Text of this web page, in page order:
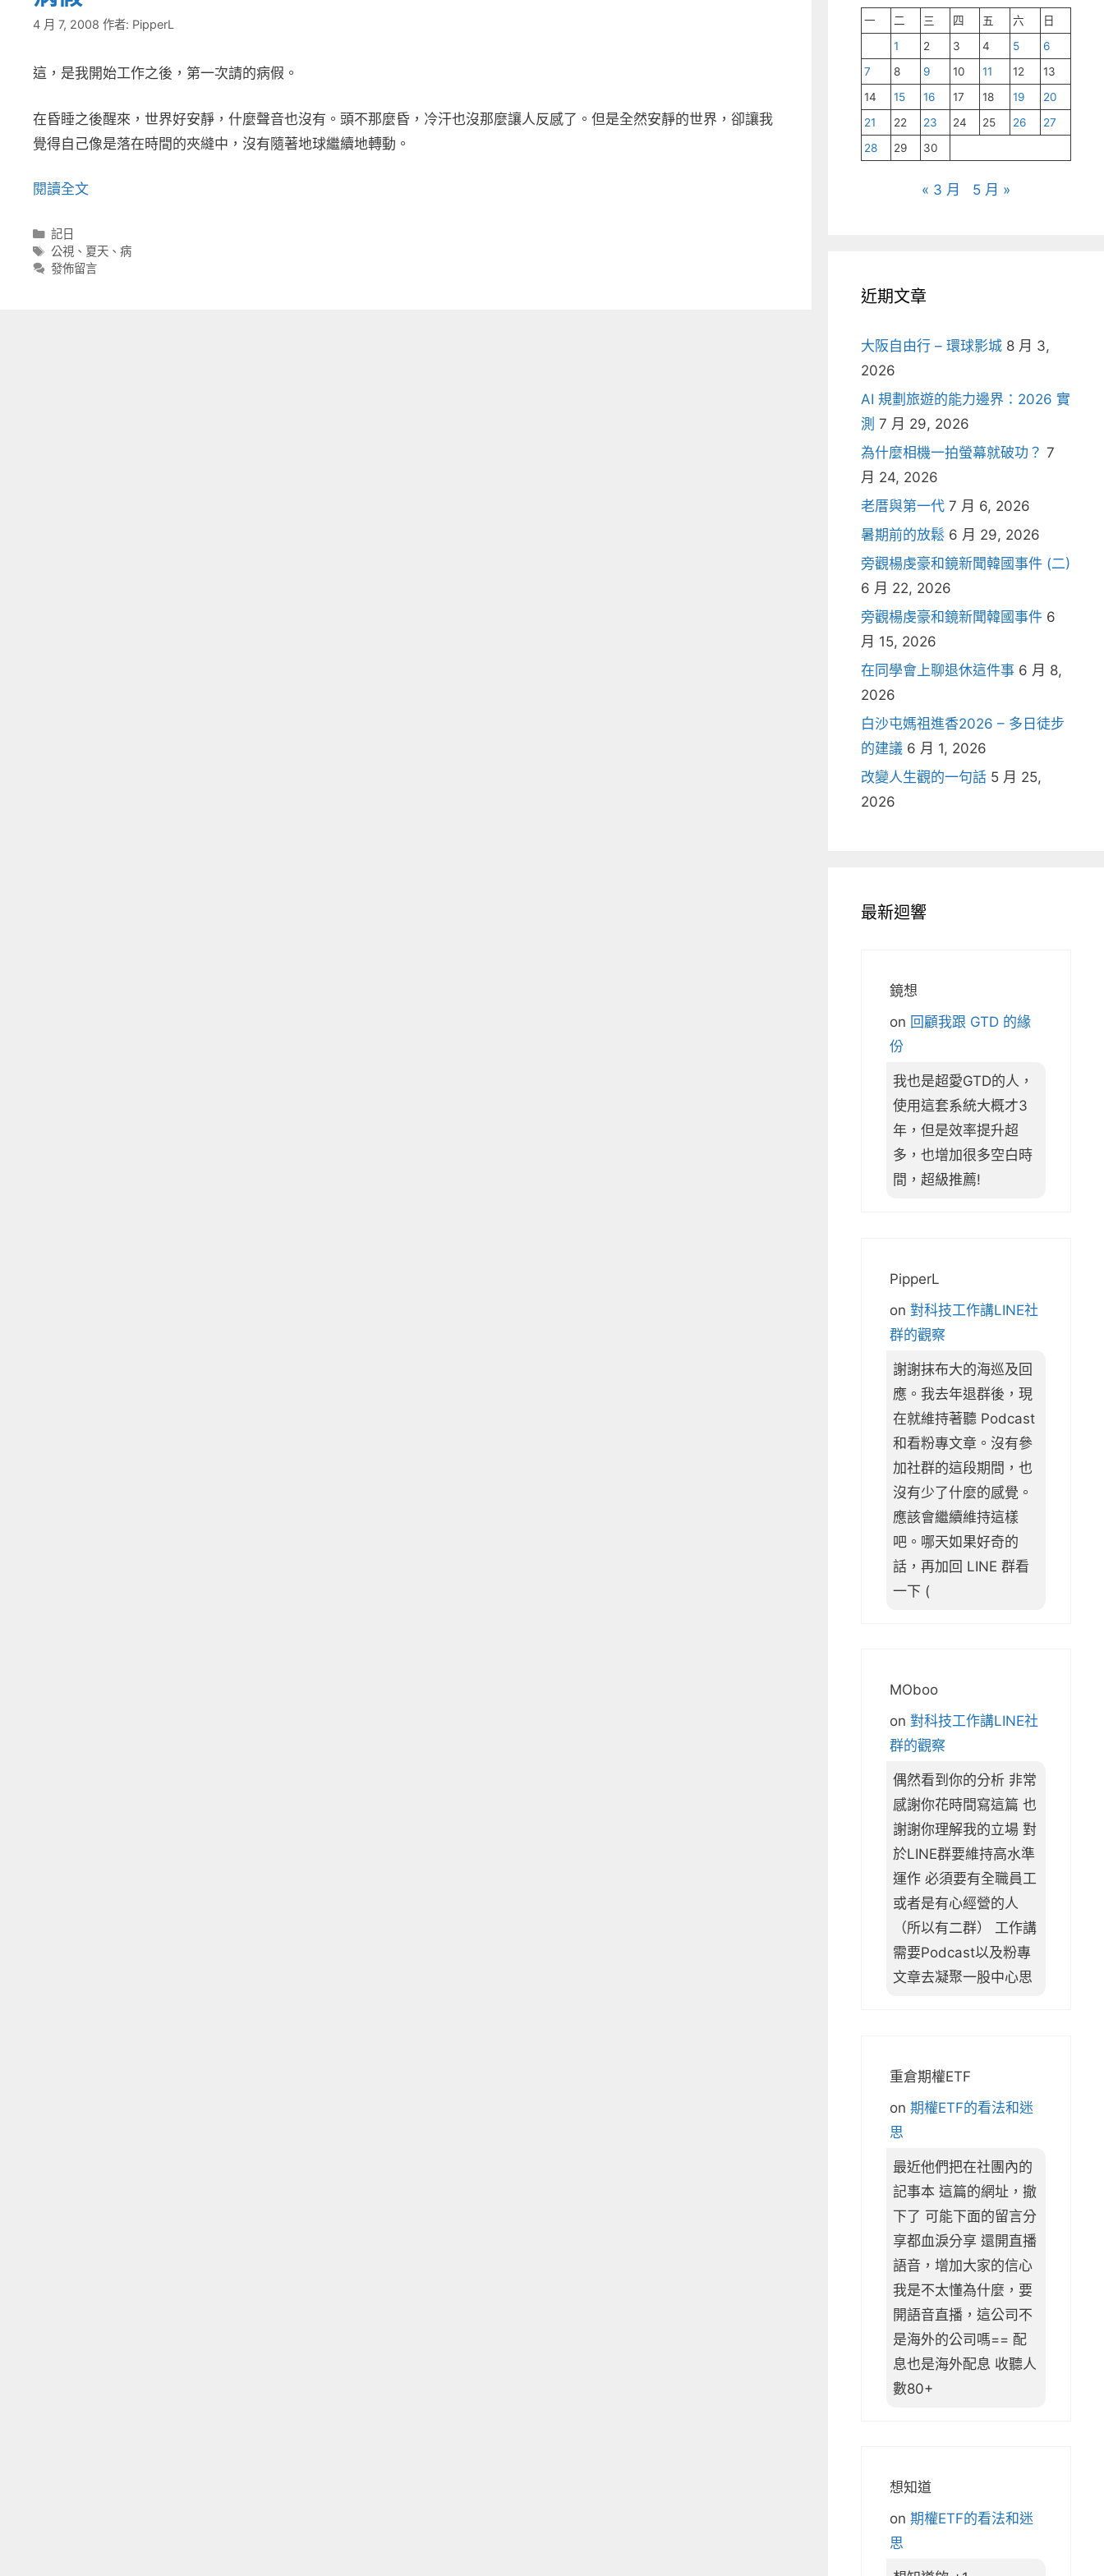
4 月 7, 2008 作者: PipperL
這，是我開始工作之後，第一次請的病假。
在昏睡之後醒來，世界好安靜，什麼聲音也沒有。頭不那麼昏，冷汗也沒那麼讓人反感了。但是全然安靜的世界，卻讓我
覺得自己像是落在時間的夾縫中，沒有隨著地球繼續地轉動。
閱讀全文
分
類
記日
標
籤
公視 、 夏天、 病
發佈留言
一 二 三 四 五 六
日
1
2 3 4 5
6
7
8 9 10 11 12
13
14
15 16 17 18 19
20
21
22 23 24 25 26
27
28
29 30
« 3 月 5 月 »
近期文章
大阪自由行 – 環球影城 8 月 3,
2026
AI 規劃旅遊的能力邊界：2026 實
測 7 月 29, 2026
為什麼相機一拍螢幕就破功？ 7
月 24, 2026
老厝與第一代 7 月 6, 2026
暑期前的放鬆 6 月 29, 2026
旁觀楊虔豪和鏡新聞韓國事件 (二)
6 月 22, 2026
旁觀楊虔豪和鏡新聞韓國事件 6
月 15, 2026
在同學會上聊退休這件事 6 月 8,
2026
白沙屯媽祖進香2026 – 多日徒步
的建議 6 月 1, 2026
改變人生觀的一句話 5 月 25,
2026
最新迴響
鏡想
on 回顧我跟 GTD 的緣
份
我也是超愛GTD的人，
使用這套系統大概才3
年，但是效率提升超
多，也增加很多空白時
間，超級推薦!
PipperL
on 對科技工作講LINE社
群的觀察
謝謝抹布大的海巡及回
應。我去年退群後，現
在就維持著聽 Podcast
和看粉專文章。沒有參
加社群的這段期間，也
沒有少了什麼的感覺。
應該會繼續維持這樣
吧。哪天如果好奇的
話，再加回 LINE 群看
一下 (
MOboo
on 對科技工作講LINE社
群的觀察
偶然看到你的分析 非常
感謝你花時間寫這篇 也
謝謝你理解我的立場 對
於LINE群要維持高水準
運作 必須要有全職員工
或者是有心經營的人
（所以有二群） 工作講
需要Podcast以及粉專
文章去凝聚一股中心思
重倉期權ETF
on 期權ETF的看法和迷
思
最近他們把在社團內的
記事本 這篇的網址，撤
下了 可能下面的留言分
享都血淚分享 還開直播
語音，增加大家的信心
我是不太懂為什麼，要
開語音直播，這公司不
是海外的公司嗎== 配
息也是海外配息 收聽人
數80+
想知道
on 期權ETF的看法和迷
思